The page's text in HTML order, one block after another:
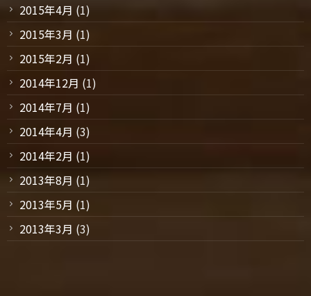
2015年4月 (1)
2015年3月 (1)
2015年2月 (1)
2014年12月 (1)
2014年7月 (1)
2014年4月 (3)
2014年2月 (1)
2013年8月 (1)
2013年5月 (1)
2013年3月 (3)